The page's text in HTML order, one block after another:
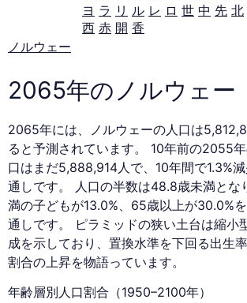
年
ヨ ラ リ ル レ ロ 世 中 先 北
西 赤 開 香
ノルウェー
2065年のノルウェー
2065年には、ノルウェーの人口は
ると予測されています。 10年前の2055年
口はまだ5,888,914人で、10年間で1.3%
通しです。 人口の半数は48.8歳未満とな
満の子どもが13.0%、65歳以上が30.0%
通しです。 ピラミッドの狭い土台は縮小
成を示しており、置換水準を下回る出生
割合の上昇を物語っています。
年齢層別人口割合（1950–2100年）